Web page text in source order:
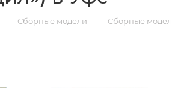
— Сборные модели — Сборные